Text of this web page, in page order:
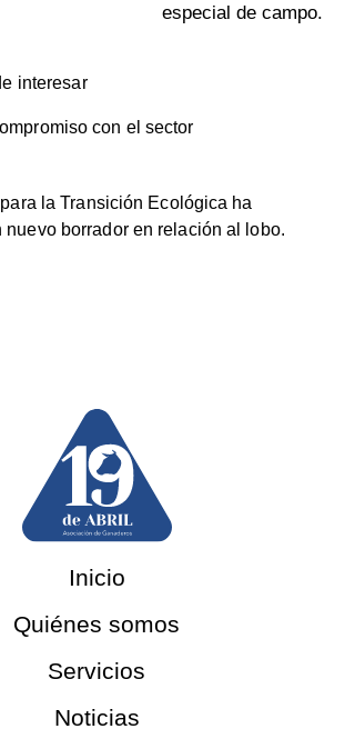
especial de campo.
interesar
con el sector
la Transición Ecológica ha
nuevo borrador en relación al lobo.
Inicio
Quiénes somos
Servicios
Noticias